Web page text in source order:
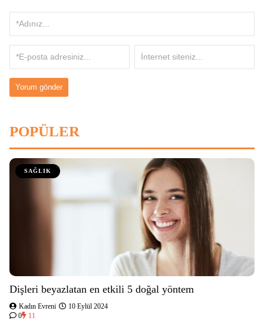
POPÜLER
SAĞLIK
Dişleri beyazlatan en etkili 5 doğal yöntem
Kadın Evreni
10 Eylül 2024
0
11